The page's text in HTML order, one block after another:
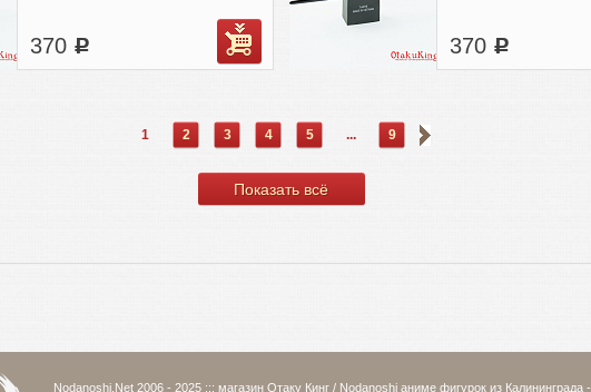
370 c 370 c
1 2 3 4 5 ... 9
Показать всё
Nodanoshi.Net 2006 - 2025 ::: магазин Отаку Кинг / Nodanoshi аниме фигурок из Калининграда -